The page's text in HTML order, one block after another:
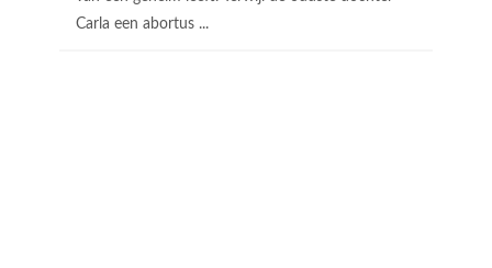
Carla een abortus ...